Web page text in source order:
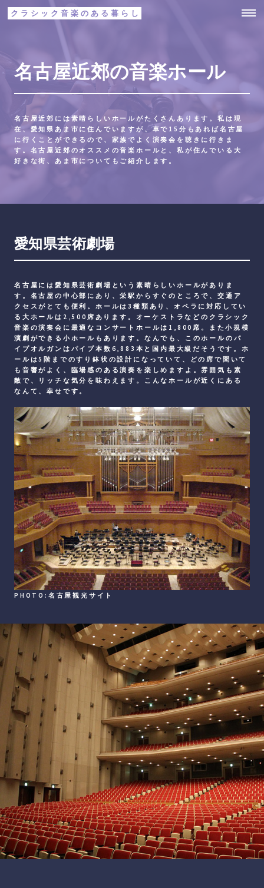
クラシック音楽のある暮らし
名古屋近郊の音楽ホール
名古屋近郊には素晴らしいホールがたくさんあります。私は現
在、愛知県あま市に住んでいますが、車で15分もあれば名古屋
に行くことができるので、家族でよく演奏会を聴きに行きま
す。名古屋近郊のオススメの音楽ホールと、私が住んでいる大
好きな街、あま市についてもご紹介します。
愛知県芸術劇場
名古屋には愛知県芸術劇場という素晴らしいホールがありま
す。名古屋の中心部にあり、栄駅からすぐのところで、交通ア
クセスがとても便利。ホールは3種類あり、オペラに対応してい
る大ホールは2,500席あります。オーケストラなどのクラシック
音楽の演奏会に最適なコンサートホールは1,800席。また小規模
演劇ができる小ホールもあります。なんでも、このホールのパ
イプオルガンはパイプ本数6,883本と国内最大級だそうです。ホ
ールは5階までのすり鉢状の設計になっていて、どの席で聞いて
も音響がよく、臨場感のある演奏を楽しめますよ。雰囲気も素
敵で、リッチな気分を味わえます。こんなホールが近くにある
なんて、幸せです。
PHOTO:名古屋観光サイト